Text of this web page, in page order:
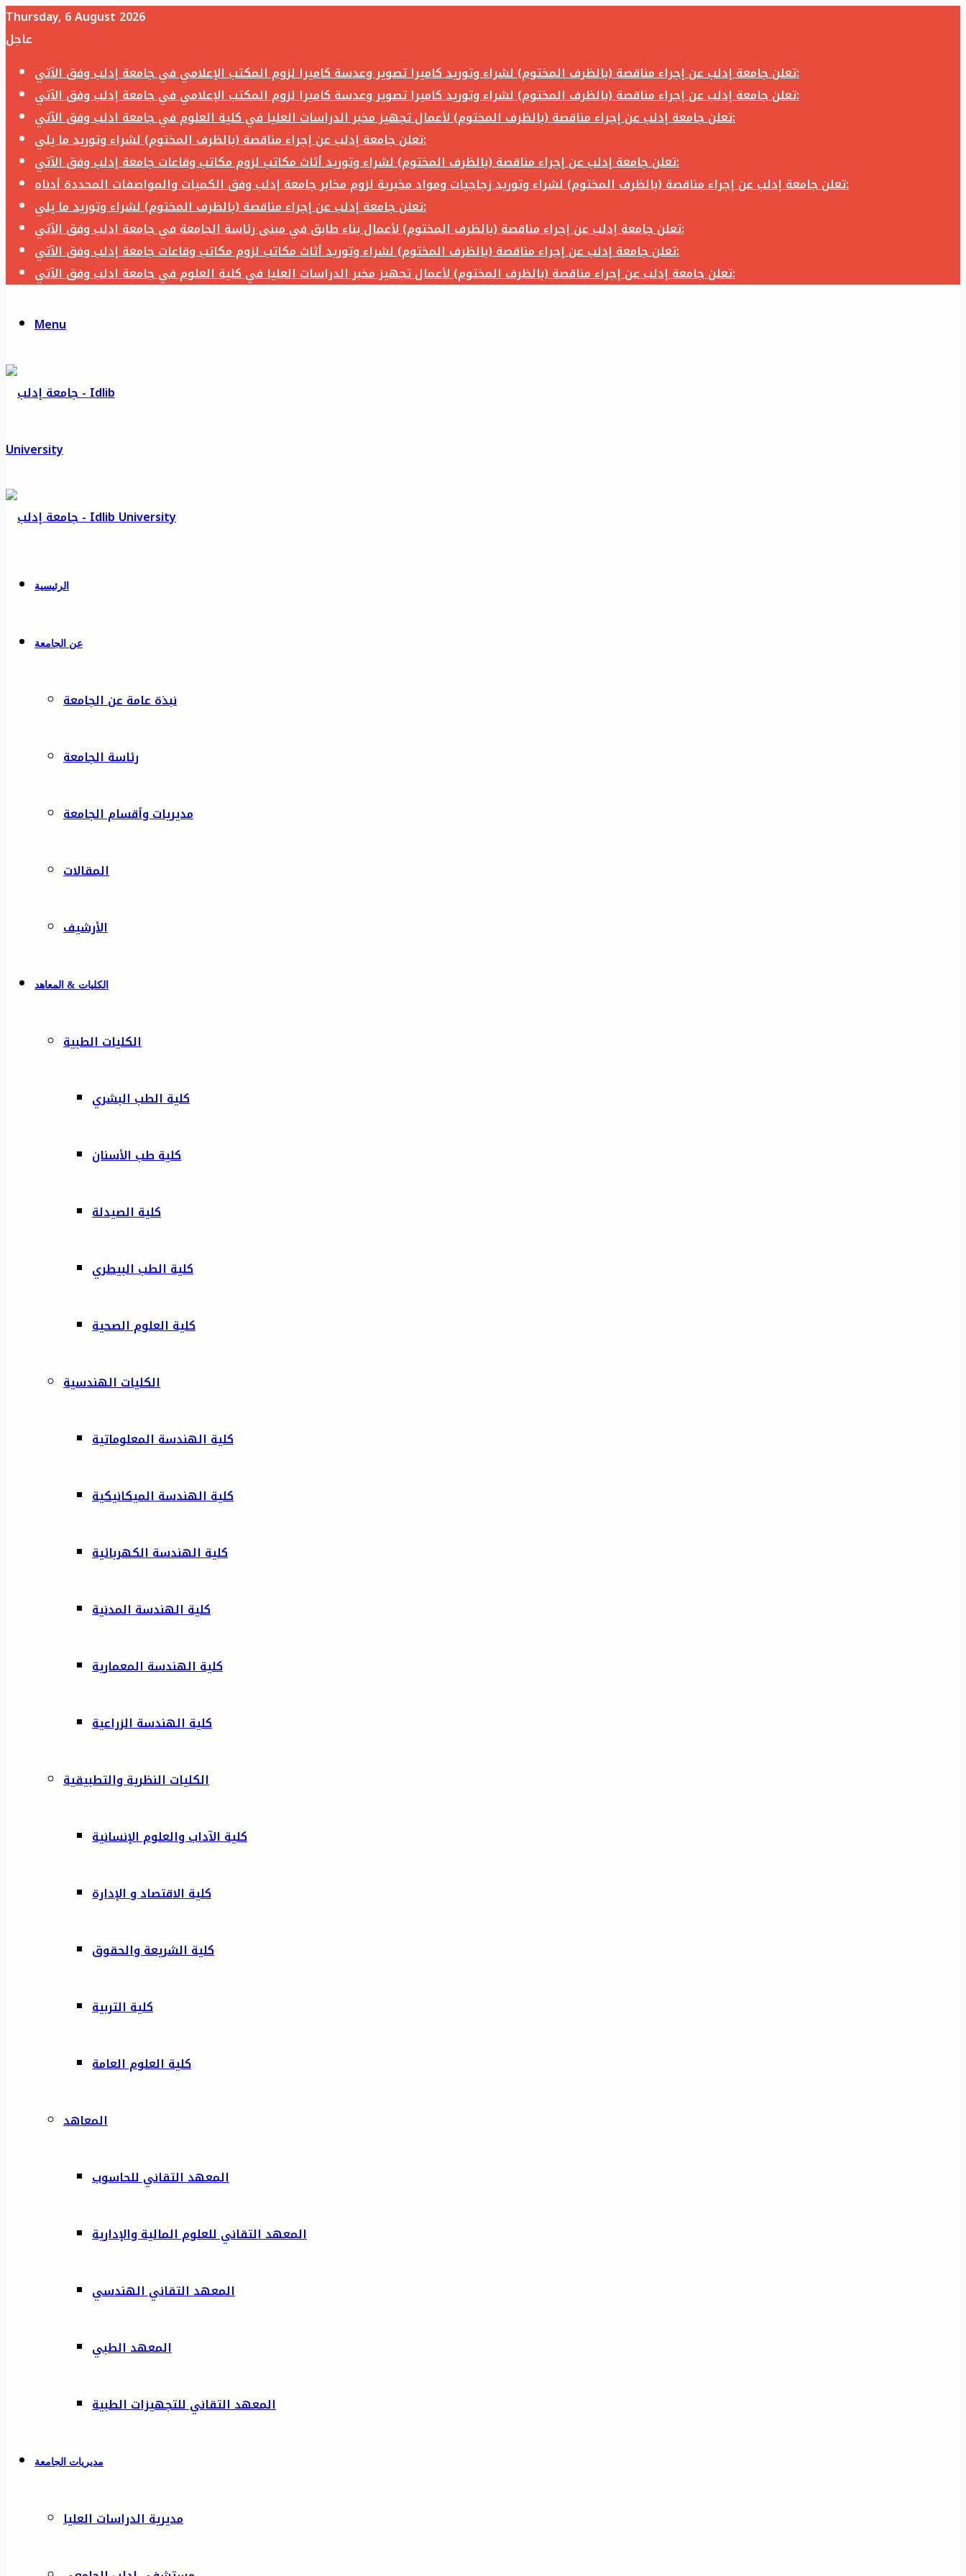
Thursday, 6 August 2026
عاجل
تعلن جامعة إدلب عن إجراء مناقصة (بالظرف المختوم) لشراء وتوريد كاميرا تصوير وعدسة كاميرا لزوم المكتب الإعلامي في جامعة إدلب وفق الآتي:
تعلن جامعة إدلب عن إجراء مناقصة (بالظرف المختوم) لشراء وتوريد كاميرا تصوير وعدسة كاميرا لزوم المكتب الإعلامي في جامعة إدلب وفق الآتي:
تعلن جامعة إدلب عن إجراء مناقصة (بالظرف المختوم) لأعمال تجهيز مخبر الدراسات العليا في كلية العلوم في جامعة ادلب وفق الآتي:
تعلن جامعة إدلب عن إجراء مناقصة (بالظرف المختوم) لشراء وتوريد ما يلي:
تعلن جامعة إدلب عن إجراء مناقصة (بالظرف المختوم) لشراء وتوريد أثاث مكاتب لزوم مكاتب وقاعات جامعة إدلب وفق الآتي:
تعلن جامعة إدلب عن إجراء مناقصة (بالظرف المختوم) لشراء وتوريد زجاجيات ومواد مخبرية لزوم مخابر جامعة إدلب وفق الكميات والمواصفات المحددة أدناه:
تعلن جامعة إدلب عن إجراء مناقصة (بالظرف المختوم) لشراء وتوريد ما يلي:
تعلن جامعة إدلب عن إجراء مناقصة (بالظرف المختوم) لأعمال بناء طابق في مبنى رئاسة الجامعة في جامعة ادلب وفق الآتي:
تعلن جامعة إدلب عن إجراء مناقصة (بالظرف المختوم) لشراء وتوريد أثاث مكاتب لزوم مكاتب وقاعات جامعة إدلب وفق الآتي:
تعلن جامعة إدلب عن إجراء مناقصة (بالظرف المختوم) لأعمال تجهيز مخبر الدراسات العليا في كلية العلوم في جامعة ادلب وفق الآتي:
Menu
الرئيسية
عن الجامعة
نبذة عامة عن الجامعة
رئاسة الجامعة
مديريات وأقسام الجامعة
المقالات
الأرشيف
الكليات & المعاهد
الكليات الطبية
كلية الطب البشري
كلية طب الأسنان
كلية الصيدلة
كلية الطب البيطري
كلية العلوم الصحية
الكليات الهندسية
كلية الهندسة المعلوماتية
كلية الهندسة الميكانيكية
كلية الهندسة الكهربائية
كلية الهندسة المدنية
كلية الهندسة المعمارية
كلية الهندسة الزراعية
الكليات النظرية والتطبيقية
كلية الآداب والعلوم الإنسانية
كلية الاقتصاد و الإدارة
كلية الشريعة والحقوق
كلية التربية
كلية العلوم العامة
المعاهد
المعهد التقاني للحاسوب
المعهد التقاني للعلوم المالية والإدارية
المعهد التقاني الهندسي
المعهد الطبي
المعهد التقاني للتجهيزات الطبية
مديريات الجامعة
مديرية الدراسات العليا